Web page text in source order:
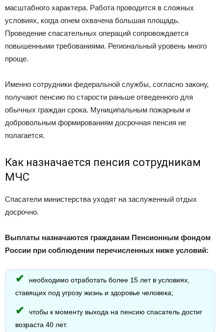
масштабного характера. Работа проводится в сложных
условиях, когда огнем охвачена большая площадь.
Проведение спасательных операций сопровождается
повышенными требованиями. Региональный уровень много
проще.
Именно сотрудники федеральной службы, согласно закону,
получают пенсию по старости раньше отведенного для
обычных граждан срока. Муниципальным пожарным и
добровольным формированиям досрочная пенсия не
полагается.
Как назначается пенсия сотрудникам
МЧС
Спасатели министерства уходят на заслуженный отдых
досрочно.
Выплаты назначаются гражданам Пенсионным фондом
России при соблюдении перечисленных ниже условий:
необходимо отработать более 15 лет в условиях,
ставящих под угрозу жизнь и здоровье человека;
чтобы к моменту выхода на пенсию спасатель достиг
возраста 40 лет.